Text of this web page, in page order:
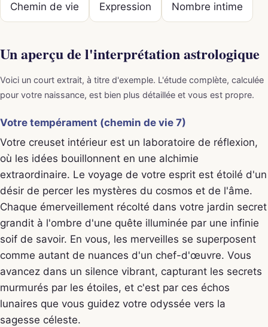
Chemin de vie Expression Nombre intime
Un aperçu de l'interprétation astrologique
Voici un court extrait, à titre d'exemple. L'étude complète, calculée
pour votre naissance, est bien plus détaillée et vous est propre.
Votre tempérament (chemin de vie 7)
Votre creuset intérieur est un laboratoire de réflexion,
où les idées bouillonnent en une alchimie
extraordinaire. Le voyage de votre esprit est étoilé d'un
désir de percer les mystères du cosmos et de l'âme.
Chaque émerveillement récolté dans votre jardin secret
grandit à l'ombre d'une quête illuminée par une infinie
soif de savoir. En vous, les merveilles se superposent
comme autant de nuances d'un chef-d'œuvre. Vous
avancez dans un silence vibrant, capturant les secrets
murmurés par les étoiles, et c'est par ces échos
lunaires que vous guidez votre odyssée vers la
sagesse céleste.